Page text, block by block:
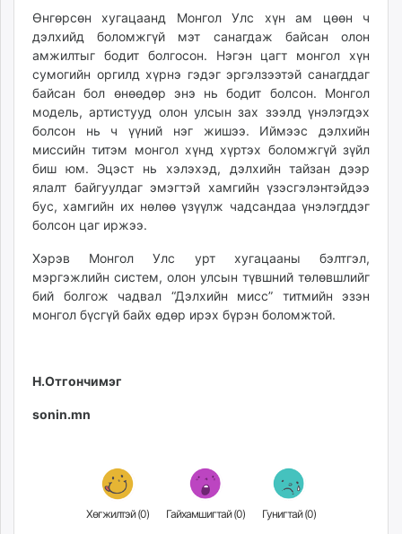
Өнгөрсөн хугацаанд Монгол Улс хүн ам цөөн ч
дэлхийд боломжгүй мэт санагдаж байсан олон
амжилтыг бодит болгосон. Нэгэн цагт монгол хүн
сумогийн оргилд хүрнэ гэдэг эргэлзээтэй санагддаг
байсан бол өнөөдөр энэ нь бодит болсон. Монгол
модель, артистууд олон улсын зах зээлд үнэлэгдэх
болсон нь ч үүний нэг жишээ. Иймээс дэлхийн
миссийн титэм монгол хүнд хүртэх боломжгүй зүйл
биш юм. Эцэст нь хэлэхэд, дэлхийн тайзан дээр
ялалт байгуулдаг эмэгтэй хамгийн үзэсгэлэнтэйдээ
бус, хамгийн их нөлөө үзүүлж чадсандаа үнэлэгддэг
болсон цаг иржээ.
Хэрэв Монгол Улс урт хугацааны бэлтгэл,
мэргэжлийн систем, олон улсын түвшний төлөвшлийг
бий болгож чадвал “Дэлхийн мисс” титмийн эзэн
монгол бүсгүй байх өдөр ирэх бүрэн боломжтой.
Н.Отгончимэг
sonin.mn
Хөгжилтэй (0) Гайхамшигтай (0) Гунигтай (0)